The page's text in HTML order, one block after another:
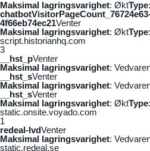
Maksimal lagringsvarighet: ØktType
4f66eb74ec21Venter
Maksimal lagringsvarighet: ØktType
script.historianhq.com
3
__hst_pVenter
Maksimal lagringsvarighet:
__hst_sVenter
Maksimal lagringsvarighet:
__hst_sVenter
Maksimal lagringsvarighet: ØktType
static.onsite.voyado.com
1
redeal-lvdVenter
Maksimal lagringsvarighet:
static.redeal.se